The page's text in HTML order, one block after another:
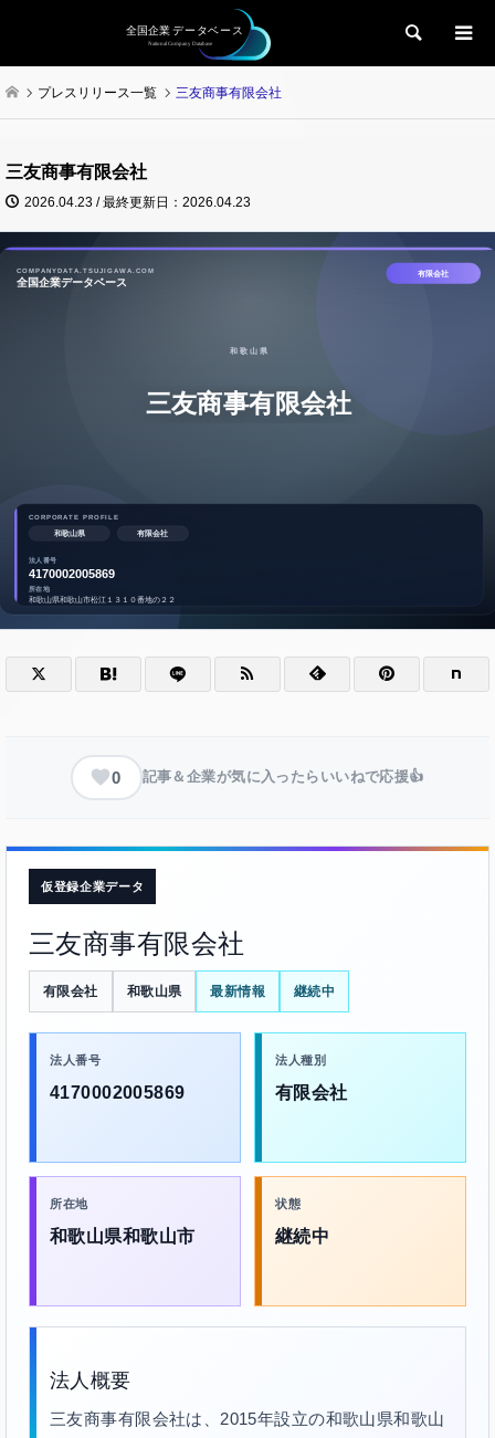
検索
プレスリリース一覧 三友商事有限会社
三友商事有限会社
2026.04.23 / 最終更新日：2026.04.23
0 記事＆企業が気に入ったらいいねで応援👍
仮登録企業データ
三友商事有限会社
有限会社 和歌山県 最新情報 継続中
法人番号
4170002005869
法人種別
有限会社
所在地
和歌山県和歌山市
状態
継続中
法人概要
三友商事有限会社は、2015年設立の和歌山県和歌山